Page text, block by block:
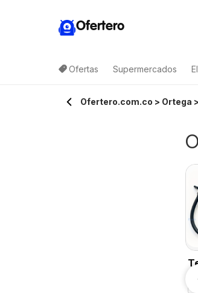
Ofertero
Ofertas Supermercados
Ofertero.com.co > Ortega